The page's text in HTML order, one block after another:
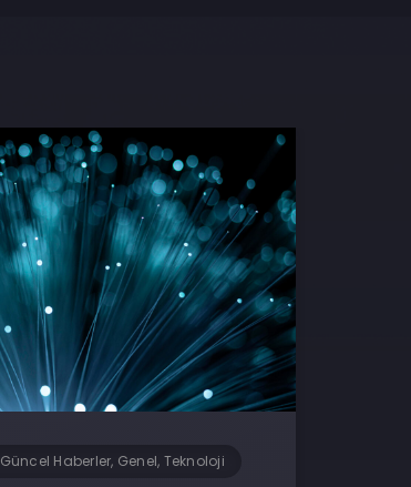
Güncel Haberler, Genel, Teknoloji